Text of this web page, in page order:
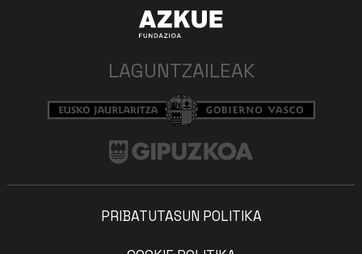
LAGUNTZAILEAK
PRIBATUTASUN POLITIKA